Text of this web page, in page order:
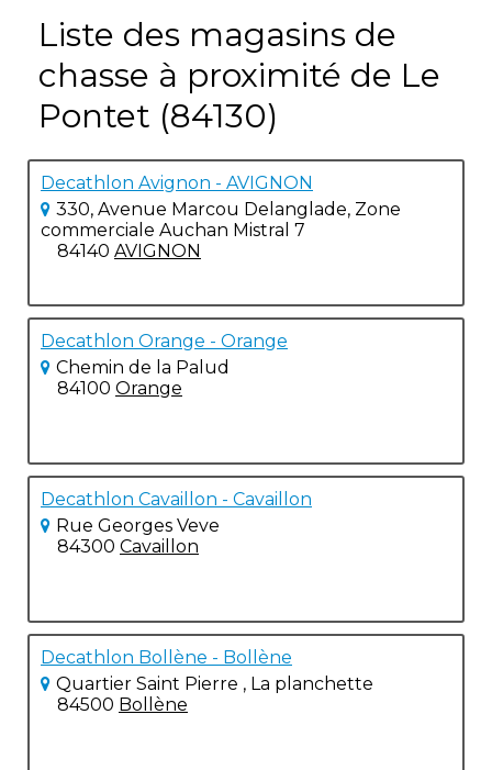
Liste des magasins de
chasse à proximité de Le
Pontet (84130)
Decathlon Avignon - AVIGNON
330, Avenue Marcou Delanglade, Zone
commerciale Auchan Mistral 7
84140 AVIGNON
Decathlon Orange - Orange
Chemin de la Palud
84100 Orange
Decathlon Cavaillon - Cavaillon
Rue Georges Veve
84300 Cavaillon
Decathlon Bollène - Bollène
Quartier Saint Pierre , La planchette
84500 Bollène